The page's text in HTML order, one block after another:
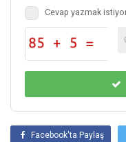
Cevap yazmak
Facebook'ta Paylaş